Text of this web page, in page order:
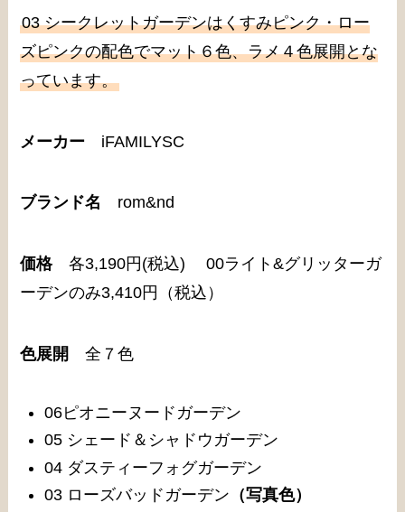
03 シークレットガーデンはくすみピンク・ロー
ズピンクの配色でマット６色、ラメ４色展開とな
っています。
メーカー iFAMILYSC
ブランド名 rom&nd
価格各3,190円(税込) 00ライト&グリッターガ
ーデンのみ3,410円（税込）
色展開全７色
06ピオニーヌードガーデン
05 シェード＆シャドウガーデン
04 ダスティーフォグガーデン
03 ローズバッドガーデン （写真色）